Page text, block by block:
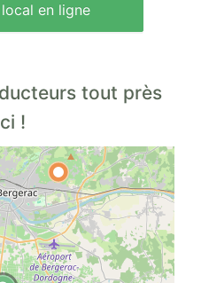
en ligne
tout près
!